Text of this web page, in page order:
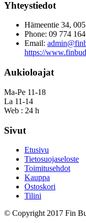
Yhteystiedot
Hämeentie 34,
Phone: 09 774
Email:
https://
Aukioloajat
Ma-Pe 11-18
La 11-14
Web : 24 h
Sivut
Etusivu
Tietosuojaseloste
Toimitusehdot
Kauppa
Ostoskori
Tilini
© Copyright 2017 Fin